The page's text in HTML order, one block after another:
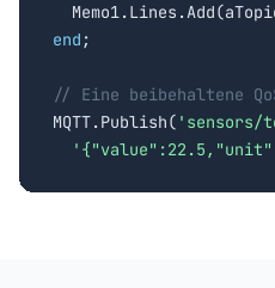
end ;
// Eine beibehaltene
MQTT.Publish( 'sensors/